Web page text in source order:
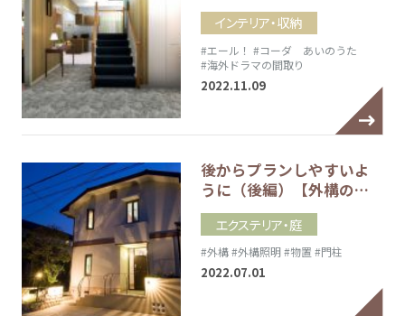
インテリア・収納
#エール！ #コーダ あいのうた
#海外ドラマの間取り
2022.11.09
後からプランしやすいよ
うに（後編）【外構の…
エクステリア・庭
#外構#外構照明 #物置 #門柱
2022.07.01